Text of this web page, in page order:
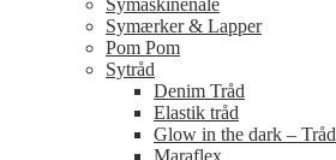
Symærker & Lapper
Pom Pom
Sytråd
Denim Tråd
Elastik tråd
Glow in the dark – Tråd
Maraflex